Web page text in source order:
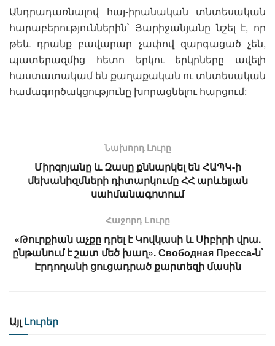
Անդրադառնալով հայ-իրանական տնտեսական
հարաբերություններին՝ Յարիջանյանը նշել է, որ
թեև դրանք բավարար չափով զարգացած չեն,
պատերազմից հետո երկու երկրները ավելի
հաստատակամ են քաղաքական ու տնտեսական
համագործակցությունը խորացնելու հարցում:
Նախորդ Լուրը
Միրզոյանը և Զասը քննարկել են ՀԱՊԿ-ի
մեխանիզմների դիտարկումը ՀՀ արևելյան
սահմանագոտում
Հաջորդ Lուրը
«Թուրքիան աչքը դրել է Կովկասի և Սիբիրի վրա.
ընթանում է շատ մեծ խաղ». Свободная Пресса-ն՝
Էրդողանի ցուցադրած քարտեզի մասին
Այլ Լուրեր